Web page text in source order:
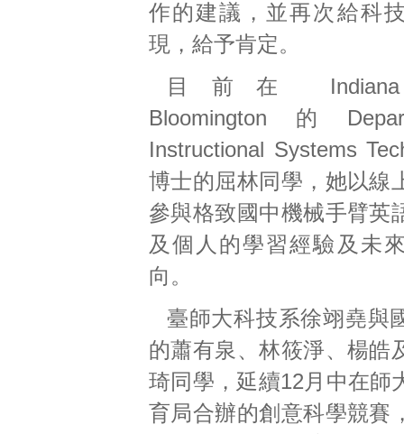
作的建議，並再次給科
現，給予肯定。
目前在 Indiana
Bloomington的
Instructional Systems
博士的屈林同學，她以線
參與格致國中機械手臂英
及個人的學習經驗及未
向。
臺師大科技系徐翊堯與
的蕭有泉、林筱淨、楊皓
琦同學，延續12月中在師
育局合辦的創意科學競賽